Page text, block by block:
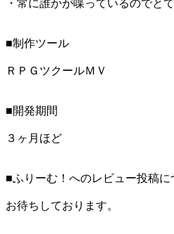
・常に誰かが喋っているのでと
■制作ツール
ＲＰＧツクールＭＶ
■開発期間
３ヶ月ほど
■ふりーむ！へのレビュー投稿に
お待ちしております。